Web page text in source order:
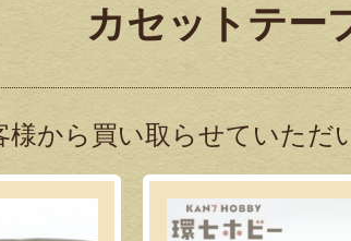
カセットテー
様から買い取らせていただ